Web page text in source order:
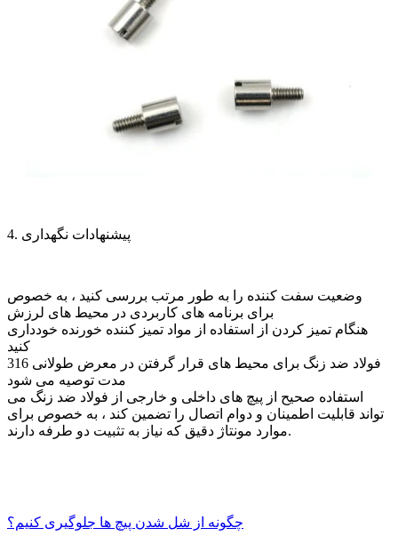
4. پیشنهادات نگهداری
وضعیت سفت کننده را به طور مرتب بررسی کنید ، به خصوص
برای برنامه های کاربردی در محیط های لرزش
هنگام تمیز کردن از استفاده از مواد تمیز کننده خورنده خودداری
کنید
316 فولاد ضد زنگ برای محیط های قرار گرفتن در معرض طولانی
مدت توصیه می شود
استفاده صحیح از پیچ های داخلی و خارجی از فولاد ضد زنگ می
تواند قابلیت اطمینان و دوام اتصال را تضمین کند ، به خصوص برای
موارد مونتاژ دقیق که نیاز به تثبیت دو طرفه دارند.
چگونه از شل شدن پیچ ها جلوگیری کنیم؟